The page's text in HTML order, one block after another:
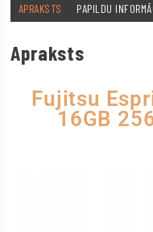
APRAKSTS PAPILDU
Apraksts
Fujitsu
16GB